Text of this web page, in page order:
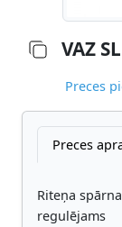
VAZ
Preces
Preces
Riteņa
regulējams